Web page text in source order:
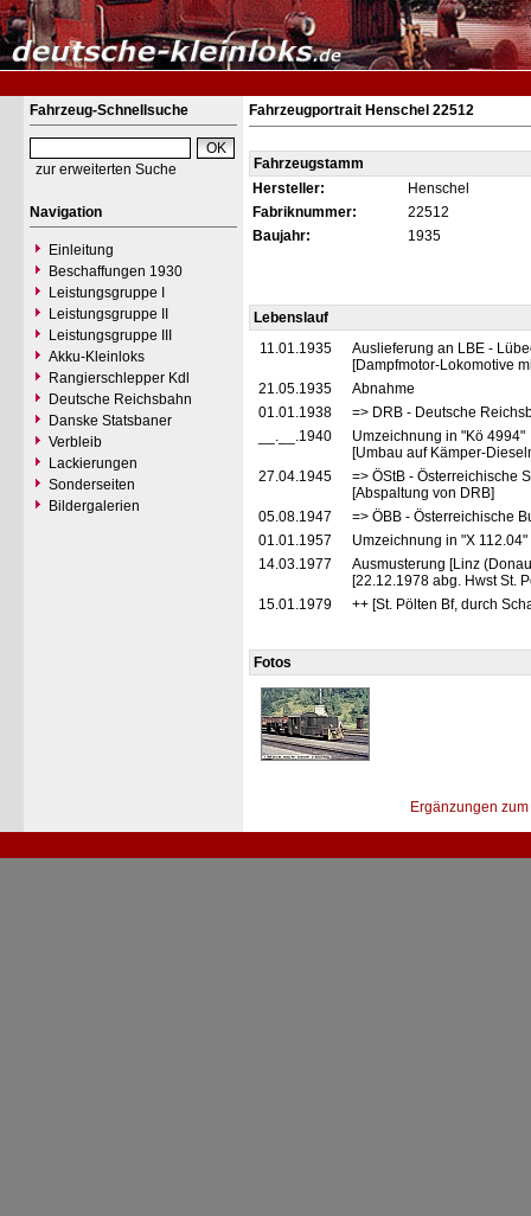
Fahrzeug-Schnellsuche
zur erweiterten Suche
Navigation
Einleitung
Beschaffungen 1930
Leistungsgruppe I
Leistungsgruppe II
Leistungsgruppe III
Akku-Kleinloks
Rangierschlepper Kdl
Deutsche Reichsbahn
Danske Statsbaner
Verbleib
Lackierungen
Sonderseiten
Bildergalerien
Fahrzeugportrait Henschel 22512
Fahrzeugstamm
Hersteller:
Henschel
Fabriknummer:
22512
Baujahr:
1935
Lebenslauf
11.01.1935
Auslieferung an LBE -
[Dampfmotor-Lokomotive
21.05.1935
Abnahme
01.01.1938
=> DRB - Deutsche
__.__.1940
Umzeichnung in "Kö 4994"
[Umbau auf Kämper-
27.04.1945
=> ÖStB - Österreichische
[Abspaltung von DRB]
05.08.1947
=> ÖBB - Österreichische
01.01.1957
Umzeichnung in "X 112.04"
14.03.1977
Ausmusterung [Linz
[22.12.1978 abg. Hwst St.
15.01.1979
++ [St. Pölten Bf, durch
Fotos
Ergänzungen